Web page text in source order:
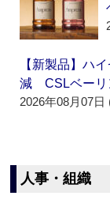
【新製品】ハ
減 CSLベーリ
2026年08月07日
人事・組織